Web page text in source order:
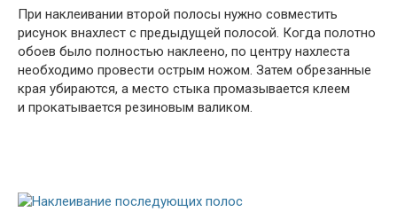
При наклеивании второй полосы нужно совместить
рисунок внахлест с предыдущей полосой. Когда полотно
обоев было полностью наклеено, по центру нахлеста
необходимо провести острым ножом. Затем обрезанные
края убираются, а место стыка промазывается клеем
и прокатывается резиновым валиком.